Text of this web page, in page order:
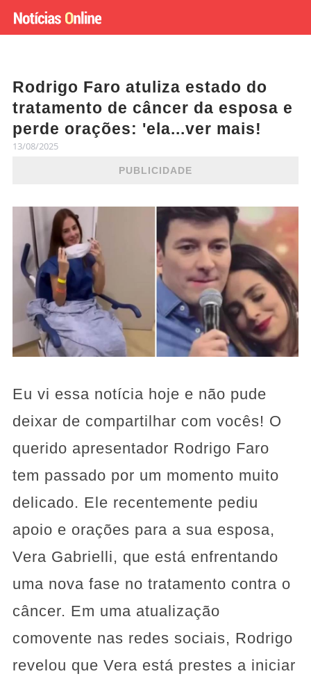
Rodrigo Faro atuliza estado do
tratamento de câncer da esposa e
perde orações: 'ela...ver mais!
13/08/2025
PUBLICIDADE
Eu vi essa notícia hoje e não pude
deixar de compartilhar com vocês! O
querido apresentador Rodrigo Faro
tem passado por um momento muito
delicado. Ele recentemente pediu
apoio e orações para a sua esposa,
Vera Gabrielli, que está enfrentando
uma nova fase no tratamento contra o
câncer. Em uma atualização
comovente nas redes sociais, Rodrigo
revelou que Vera está prestes a iniciar